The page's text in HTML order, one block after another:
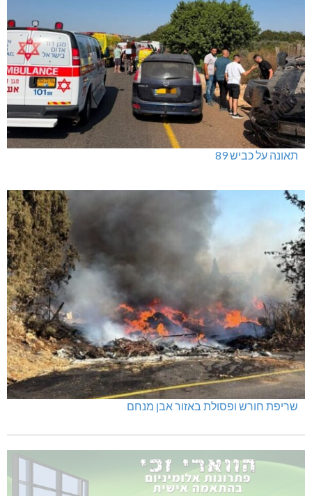
תאונה על כביש 89
שריפת חורש ופסולת באזור אבן מנחם